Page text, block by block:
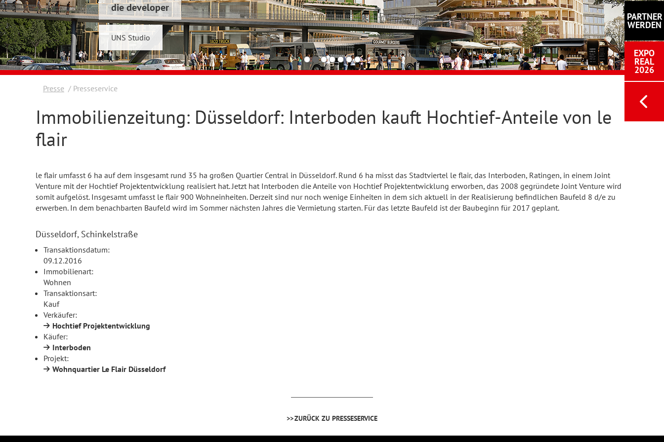
PARTNER
WERDEN
EXPO
REAL
2026
die developer
UNS Studio
Schwelmer7 GmbH
Konrad & Wennemar
Presse Presseservice
Immobilienzeitung: Düsseldorf: Interboden kauft Hochtief-Anteile von le
flair
le flair umfasst 6 ha auf dem insgesamt rund 35 ha großen Quartier Central in Düsseldorf. Rund 6 ha misst das Stadtviertel le flair, das Interboden, Ratingen, in einem Joint
Venture mit der Hochtief Projektentwicklung realisiert hat. Jetzt hat Interboden die Anteile von Hochtief Projektentwicklung erworben, das 2008 gegründete Joint Venture wird
somit aufgelöst. Insgesamt umfasst le flair 900 Wohneinheiten. Derzeit sind nur noch wenige Einheiten in dem sich aktuell in der Realisierung befindlichen Baufeld 8 d/e zu
erwerben. In dem benachbarten Baufeld wird im Sommer nächsten Jahres die Vermietung starten. Für das letzte Baufeld ist der Baubeginn für 2017 geplant.
Düsseldorf, Schinkelstraße
Transaktionsdatum:
09.12.2016
Immobilienart:
Wohnen
Transaktionsart:
Kauf
Verkäufer:
Hochtief Projektentwicklung
Käufer:
Interboden
Projekt:
Wohnquartier Le Flair Düsseldorf
ZURÜCK ZU PRESSESERVICE